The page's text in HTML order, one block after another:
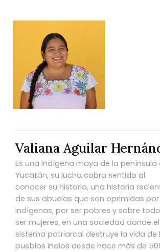
Valiana Aguilar
Es una indígena maya de la península
Yucatán, su lucha cobra sentido al
conocer su historia, una historia
de sus abuelas que son oprimidas
indígenas, por ser pobres y sobre
ser mujeres, en una sociedad donde el
sistema patriarcal destruye la vida de
pueblos indios desde hace más de